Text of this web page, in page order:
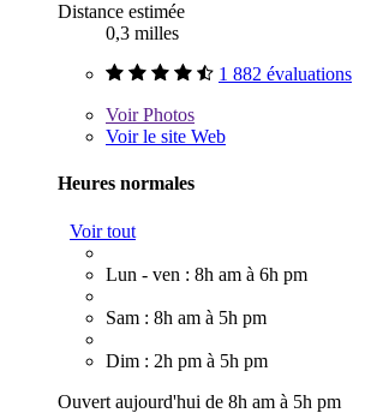
Distance estimée
0,3 milles
1 882 évaluations
VoirPhotos
Voir le site Web
Heures normales
Voir tout
Lun - ven : 8h am à 6h pm
Sam : 8h am à 5h pm
Dim : 2h pm à 5h pm
Ouvert aujourd'hui de 8h am à 5h pm